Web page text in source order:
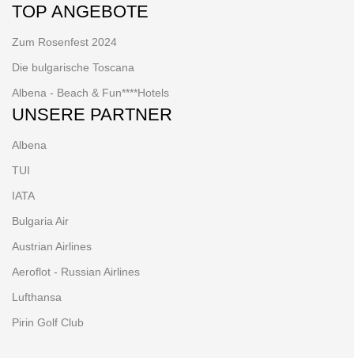
TOP ANGEBOTE
Zum Rosenfest 2024
Die bulgarische Toscana
Albena - Beach & Fun****Hotels
UNSERE PARTNER
Albena
TUI
IATA
Bulgaria Air
Austrian Airlines
Aeroflot - Russian Airlines
Lufthansa
Pirin Golf Club